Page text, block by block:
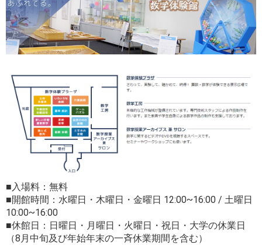
■入場料：無料
■開館時間：水曜日・木曜日・金曜日 12:00~16:00 / 土曜日
10:00~16:00
■休館日：日曜日・月曜日・火曜日・祝日・大学の休業日
（8月中旬及び年始年末の一斉休業期間を含む）